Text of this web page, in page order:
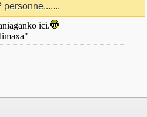
personne.......
ici.